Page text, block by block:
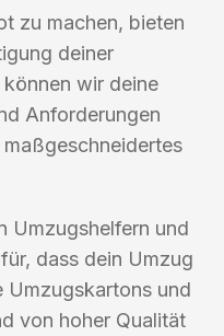
zu machen, bieten
deiner
wir deine
Anforderungen
Umzugshelfern und
dass dein Umzug
Umzugskartons und
von hoher Qualität